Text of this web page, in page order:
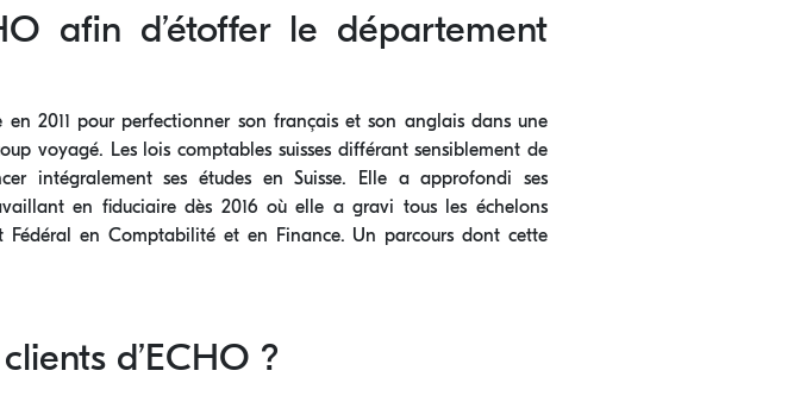
aﬁn d’étoffer le département
en 2011 pour perfectionner son français et son anglais dans une
voyagé. Les lois comptables suisses différant sensiblement de
intégralement ses études en Suisse. Elle a approfondi ses
en fiduciaire dès 2016 où elle a gravi tous les échelons
en Comptabilité et en Finance. Un parcours dont cette
d’ECHO ?